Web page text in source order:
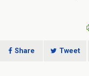
Share Tweet